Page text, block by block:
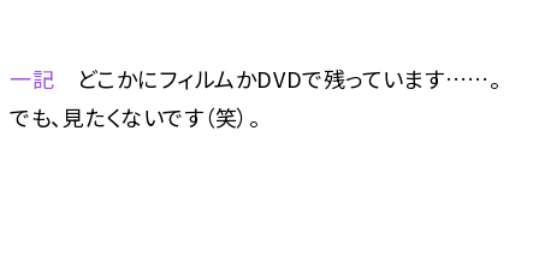
一記 どこかにフィルムかDVDで残っています……。
でも、見たくないです（笑）。